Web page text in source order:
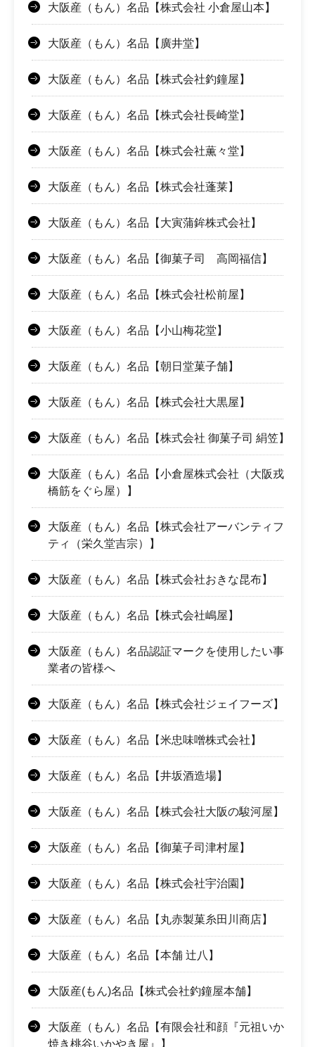
大阪産（もん）名品【株式会社 小倉屋山本】
大阪産（もん）名品【廣井堂】
大阪産（もん）名品【株式会社釣鐘屋】
大阪産（もん）名品【株式会社長崎堂】
大阪産（もん）名品【株式会社薫々堂】
大阪産（もん）名品【株式会社蓬莱】
大阪産（もん）名品【大寅蒲鉾株式会社】
大阪産（もん）名品【御菓子司 高岡福信】
大阪産（もん）名品【株式会社松前屋】
大阪産（もん）名品【小山梅花堂】
大阪産（もん）名品【朝日堂菓子舗】
大阪産（もん）名品【株式会社大黒屋】
大阪産（もん）名品【株式会社 御菓子司 絹笠】
大阪産（もん）名品【小倉屋株式会社（大阪戎
橋筋をぐら屋）】
大阪産（もん）名品【株式会社アーバンティフ
ティ（栄久堂吉宗）】
大阪産（もん）名品【株式会社おきな昆布】
大阪産（もん）名品【株式会社嶋屋】
大阪産（もん）名品認証マークを使用したい事
業者の皆様へ
大阪産（もん）名品【株式会社ジェイフーズ】
大阪産（もん）名品【米忠味噌株式会社】
大阪産（もん）名品【井坂酒造場】
大阪産（もん）名品【株式会社大阪の駿河屋】
大阪産（もん）名品【御菓子司津村屋】
大阪産（もん）名品【株式会社宇治園】
大阪産（もん）名品【丸赤製菓糸田川商店】
大阪産（もん）名品【本舗 辻八】
大阪産(もん)名品【株式会社釣鐘屋本舗】
大阪産（もん）名品【有限会社和顔『元祖いか
焼き桃谷いかやき屋』】